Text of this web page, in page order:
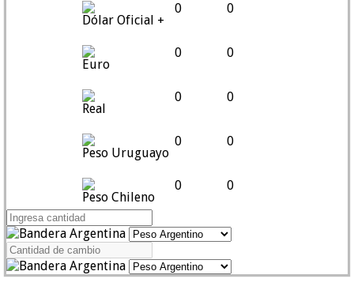
Dólar Oficial +
0 0
Euro
0 0
Real
0 0
Peso Uruguayo
0 0
Peso Chileno
0 0